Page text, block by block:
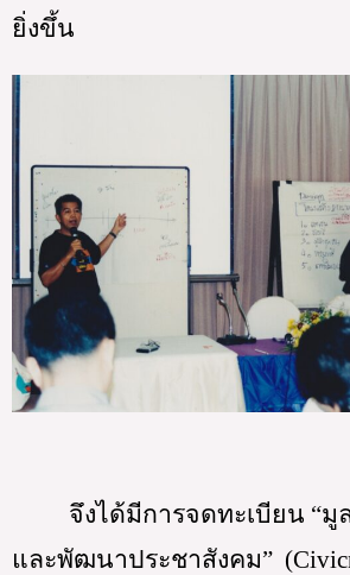
ยิ่งขึ้น
จึงได้มีการจดทะเบียน “มู
และพัฒนาประชาสังคม”